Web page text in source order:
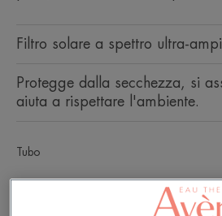
Filtro solare a spettro ultra-
Protegge dalla secchezza, si
aiuta a rispettare l'ambiente.
Tubo